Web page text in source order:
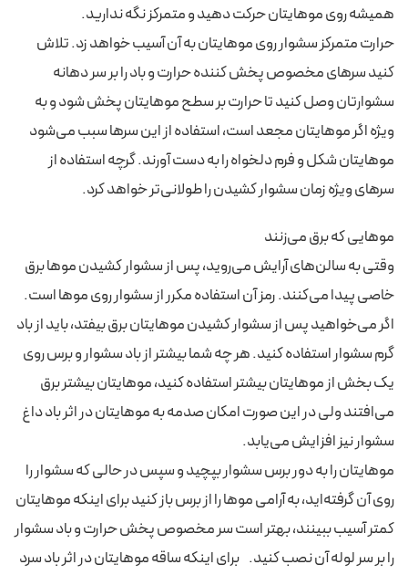
همیشه روی موهایتان حرکت دهید و متمرکز نگه ندارید.
حرارت متمرکز سشوار روی موهایتان به آن آسیب خواهد زد. تلاش
کنید سرهای مخصوص پخش کننده حرارت و باد را بر سر دهانه
سشوارتان وصل کنید تا حرارت بر سطح موهایتان پخش شود و به
ویژه اگر موهایتان مجعد است، استفاده از این سرها سبب می‌شود
موهایتان شکل و فرم دلخواه را به دست آورند. گرچه استفاده از
سرهای ویژه زمان سشوار کشیدن را طولانی‌تر خواهد کرد.
موهایی که برق می‌زنند
وقتی به سالن‌های آرایش می‌روید، پس از سشوار کشیدن موها برق
خاصی پیدا می‌کنند. رمز آن استفاده مکرر از سشوار روی موها است.
اگر می‌خواهید پس از سشوار کشیدن موهایتان برق بیفتد، باید از باد
گرم سشوار استفاده کنید. هر چه شما بیشتر از باد سشوار و برس روی
یک بخش از موهایتان بیشتر استفاده کنید، موهایتان بیشتر برق
می‌افتند ولی در این صورت امکان صدمه به موهایتان در اثر باد داغ
سشوار نیز افزایش می‌یابد.
موهایتان را به دور برس سشوار بپچید و سپس در حالی که سشوار را
روی آن گرفته‌اید، به آرامی موها را از برس باز کنید برای اینکه موهایتان
کمتر آسیب ببینند، بهتر است سر مخصوص پخش حرارت و باد سشوار
را بر سر لوله آن نصب کنید. برای اینکه ساقه موهایتان در اثر باد سرد